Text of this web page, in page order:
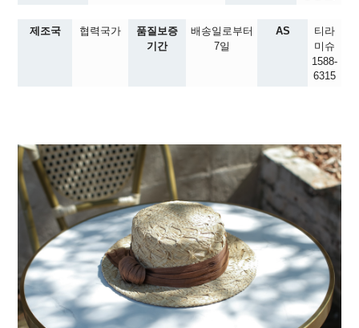
제조국 협력국가
품질보증
기간
배송일로부터
7일
AS
티라
미슈
1588-
6315